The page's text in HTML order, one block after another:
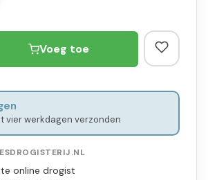
Voeg toe
vier werkdagen verzonden
online drogist